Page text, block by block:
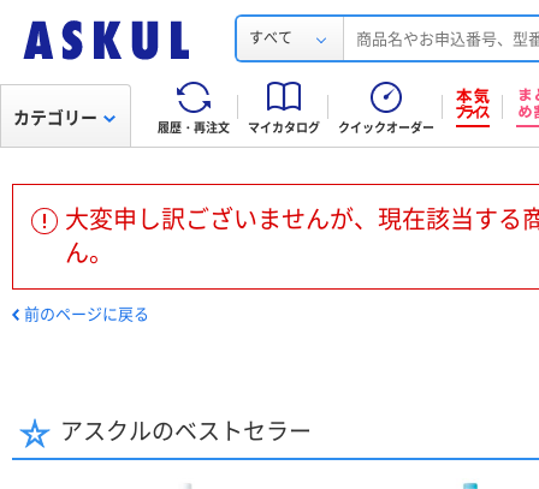
すべて
履歴・再注文 マイカタログ クイックオーダー
カテゴリー
大変申し訳ございませんが、現在該当する
ん。
前のページに戻る
アスクルのベストセラー